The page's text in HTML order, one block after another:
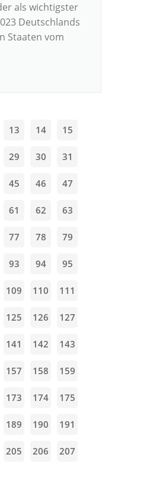
als wichtigster
Deutschlands
Staaten vom
13 14 15
29 30 31
45 46 47
61 62 63
77 78 79
93 94 95
109 110 111
125 126 127
141 142 143
157 158 159
173 174 175
189 190 191
205 206 207